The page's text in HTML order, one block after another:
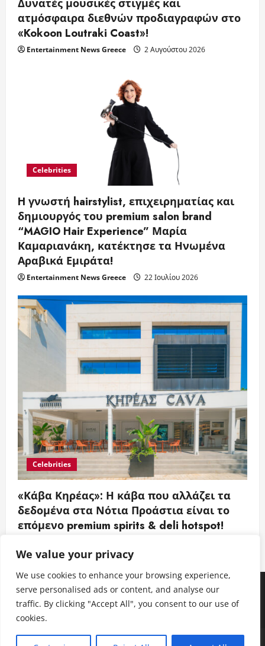
We value your privacy
We use cookies to enhance your browsing experience,
serve personalised ads or content, and analyse our
traffic. By clicking "Accept All", you consent to our use of
cookies.
Δυνατές μουσικές στιγμές και
ατμόσφαιρα διεθνών προδιαγραφών στο
«Kokoon Loutraki Coast»!
Entertainment News Greece 2 Αυγούστου 2026
Celebrities
H γνωστή hairstylist, επιχειρηματίας και
δημιουργός του premium salon brand
“MAGIO Hair Experience” Μαρία
Καμαριανάκη, κατέκτησε τα Ηνωμένα
Αραβικά Εμιράτα!
Entertainment News Greece 22 Ιουλίου 2026
Celebrities
«Κάβα Κηρέας»: Η κάβα που αλλάζει τα
δεδομένα στα Νότια Προάστια είναι το
επόμενο premium spirits & deli hotspot!
Facebook Instagram Twitter Youtube LinkedIn
Facebook
Instagram
TwitterYoutubeLinkedIn
Copyright © All rights reserved. by AF